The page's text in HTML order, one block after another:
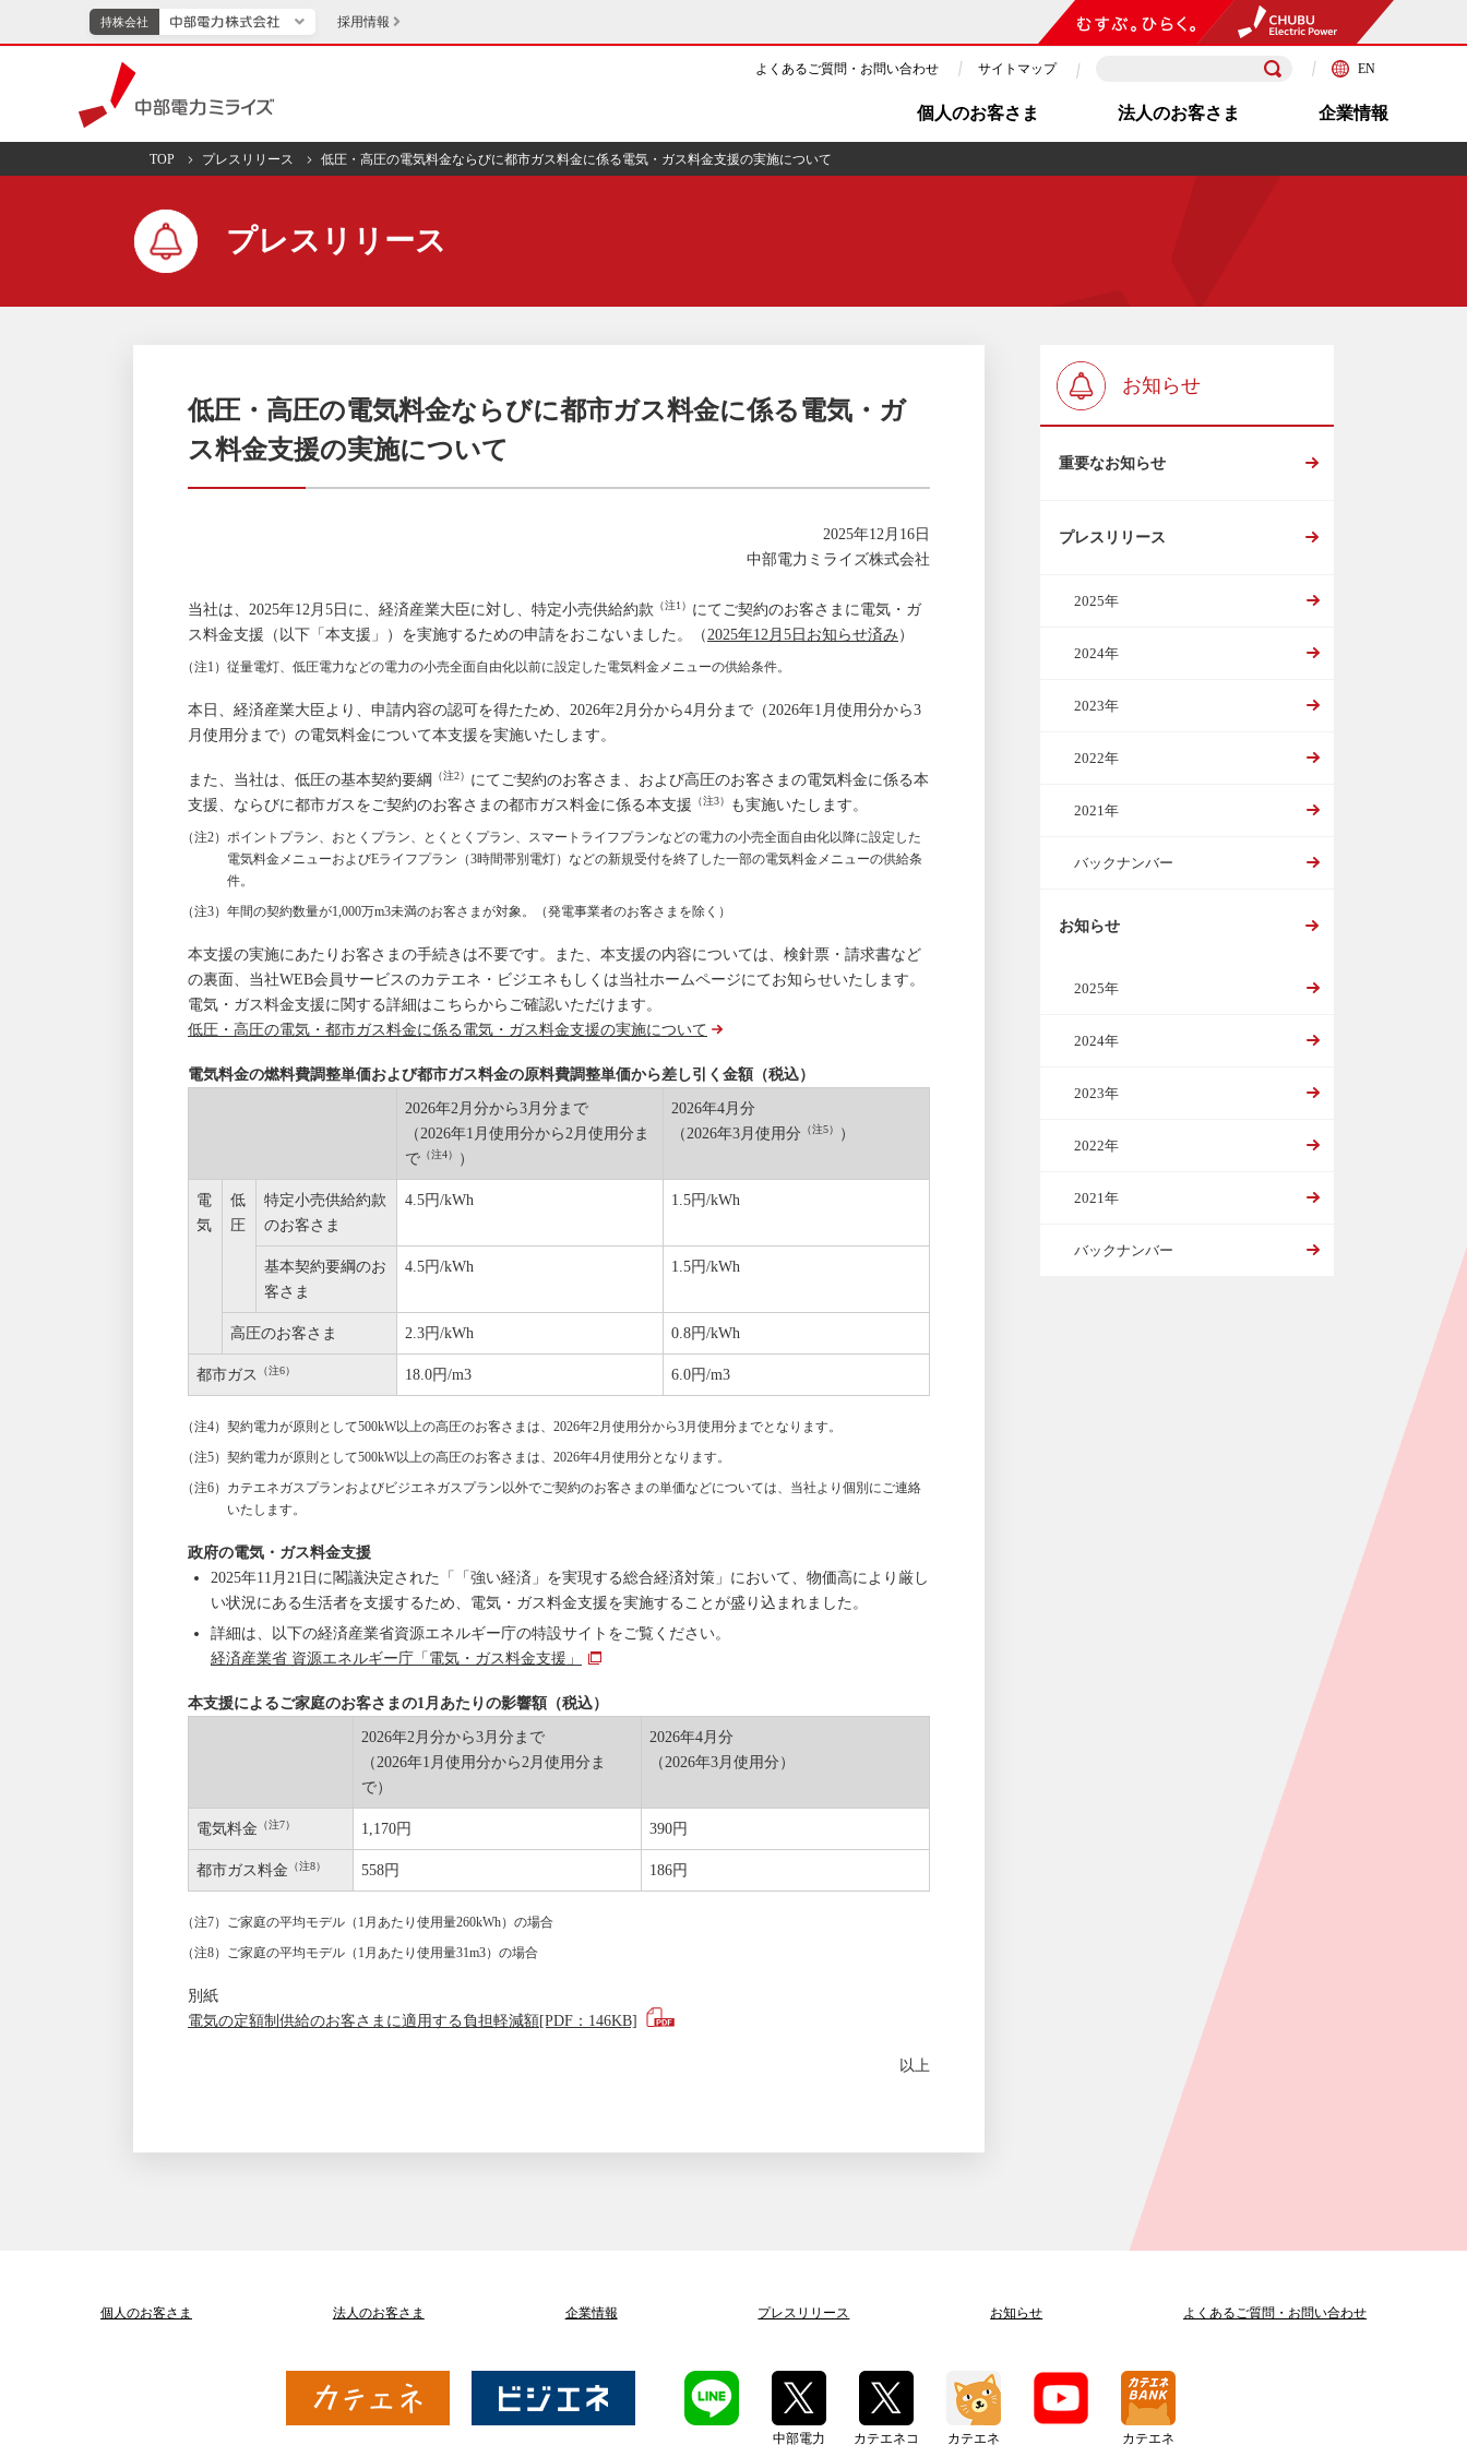
持株会社
持株会社
新成長分野・技術開発
中部電力グループレポート ニュース
採用情報
中部電力ミライズ
個人のお客さま 法人のお客さま 企業情報
よくあるご質問・お問い合わせ サイトマップ EN
TOP プレスリリース 低圧・高圧の電気料金ならびに都市ガス料金に係る電気・ガス料金支援の実施について
プレスリリース
低圧・高圧の電気料金ならびに都市ガス料金に係る電気・ガ
ス料金支援の実施について
2025年12月16日
中部電力ミライズ株式会社
当社は、2025年12月5日に、経済産業大臣に対し、特定小売供給約款 （注1） にてご契約のお客さまに電気・ガ
ス料金支援（以下「本支援」）を実施するための申請をおこないました。（ 2025年12月5日お知らせ済み ）
（注1）従量電灯、低圧電力などの電力の小売全面自由化以前に設定した電気料金メニューの供給条件。
本日、経済産業大臣より、申請内容の認可を得たため、2026年2月分から4月分まで（2026年1月使用分から3
月使用分まで）の電気料金について本支援を実施いたします。
また、当社は、低圧の基本契約要綱 （注2） にてご契約のお客さま、および高圧のお客さまの電気料金に係る本
支援、ならびに都市ガスをご契約のお客さまの都市ガス料金に係る本支援 （注3） も実施いたします。
（注2）ポイントプラン、おとくプラン、とくとくプラン、スマートライフプランなどの電力の小売全面自由化以降に設定した
電気料金メニューおよびEライフプラン（3時間帯別電灯）などの新規受付を終了した一部の電気料金メニューの供給条
件。
（注3）年間の契約数量が1,000万m3未満のお客さまが対象。（発電事業者のお客さまを除く）
本支援の実施にあたりお客さまの手続きは不要です。また、本支援の内容については、検針票・請求書など
の裏面、当社WEB会員サービスのカテエネ・ビジエネもしくは当社ホームページにてお知らせいたします。
電気・ガス料金支援に関する詳細はこちらからご確認いただけます。
低圧・高圧の電気・都市ガス料金に係る電気・ガス料金支援の実施について
電気料金の燃料費調整単価および都市ガス料金の原料費調整単価から差し引く金額（税込）
2026年2月分から3月分まで
（2026年1月使用分から2月使用分ま
で （注4） ）
2026年4月分
（2026年3月使用分 （注5） ）
電
気
低
圧
特定小売供給約款
のお客さま
4.5円/kWh 1.5円/kWh
基本契約要綱のお
客さま
4.5円/kWh 1.5円/kWh
高圧のお客さま 2.3円/kWh 0.8円/kWh
都市ガス （注6） 18.0円/m3 6.0円/m3
（注4）契約電力が原則として500kW以上の高圧のお客さまは、2026年2月使用分から3月使用分までとなります。
（注5）契約電力が原則として500kW以上の高圧のお客さまは、2026年4月使用分となります。
（注6）カテエネガスプランおよびビジエネガスプラン以外でご契約のお客さまの単価などについては、当社より個別にご連絡
いたします。
政府の電気・ガス料金支援
2025年11月21日に閣議決定された「「強い経済」を実現する総合経済対策」において、物価高により厳し
い状況にある生活者を支援するため、電気・ガス料金支援を実施することが盛り込まれました。
詳細は、以下の経済産業省資源エネルギー庁の特設サイトをご覧ください。
経済産業省 資源エネルギー庁「電気・ガス料金支援」
本支援によるご家庭のお客さまの1月あたりの影響額（税込）
2026年2月分から3月分まで
（2026年1月使用分から2月使用分ま
で）
2026年4月分
（2026年3月使用分）
電気料金 （注7） 1,170円 390円
都市ガス料金 （注8） 558円 186円
（注7）ご家庭の平均モデル（1月あたり使用量260kWh）の場合
（注8）ご家庭の平均モデル（1月あたり使用量31m3）の場合
別紙
電気の定額制供給のお客さまに適用する負担軽減額[PDF：146KB]
以上
お知らせ
重要なお知らせ
プレスリリース
2025年
2024年
2023年
2022年
2021年
バックナンバー
お知らせ
2025年
2024年
2023年
2022年
2021年
バックナンバー
個人のお客さま 法人のお客さま 企業情報 プレスリリース お知らせ よくあるご質問 ・ お問い合わせ
中部電力 カテエネコ カテエネ カテエネ